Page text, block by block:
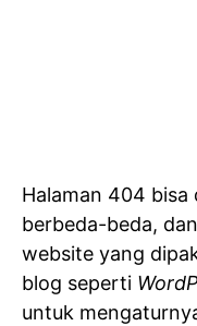
Halaman 404 bisa
berbeda-beda,
website yang
blog seperti
untuk